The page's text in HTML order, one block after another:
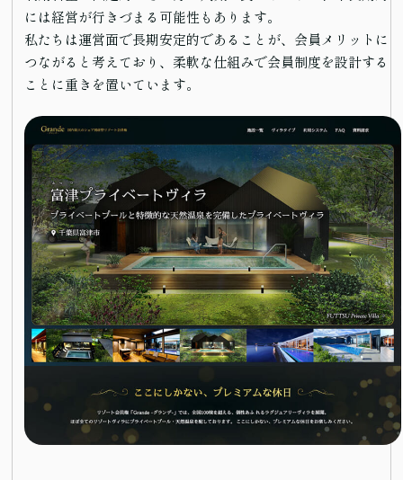
には経営が行きづまる可能性もあります。
私たちは運営面で長期安定的であることが、会員メリットに
つながると考えており、柔軟な仕組みで会員制度を設計する
ことに重きを置いています。